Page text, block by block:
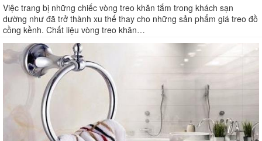
Việc trang bị những chiếc vòng treo khăn tắm trong khách sạn
dường như đã trở thành xu thế thay cho những sản phẩm giá treo đồ
cồng kềnh. Chất liệu vòng treo khăn…